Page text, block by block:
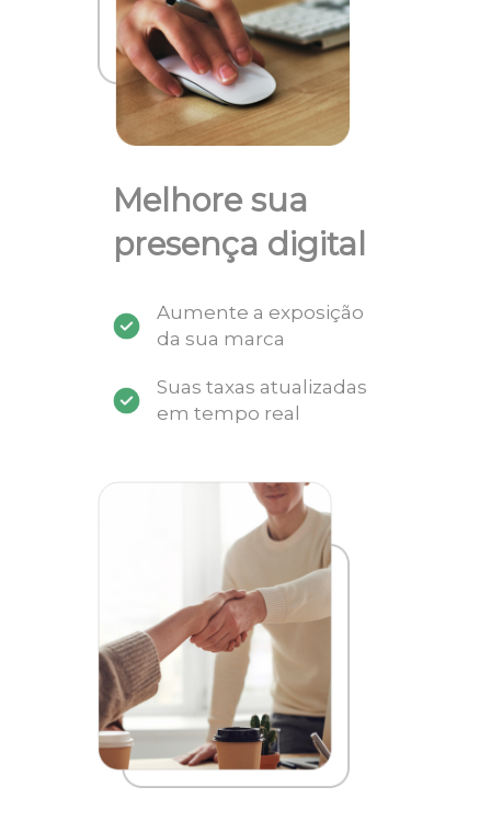
Melhore sua
presença digital
Aumente a exposição
da sua marca
Suas taxas atualizadas
em tempo real